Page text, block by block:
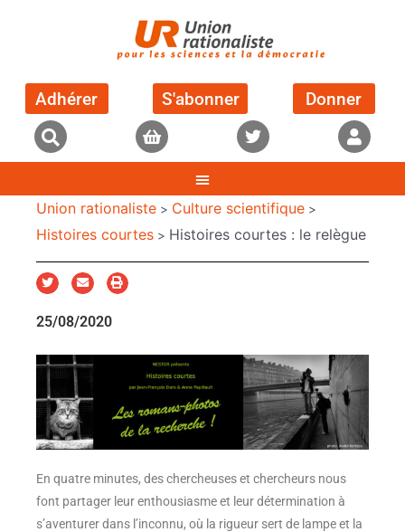
Adhérer S'abonner Donner
Union rationaliste > Culture scientifique >
Histoires courtes > Histoires courtes : le relègue
25/08/2020
En quatre minutes, des chercheuses et chercheurs nous
font partager leur enthousiasme et leur détermination à
s’aventurer dans l’inconnu, où la rigueur sert de lampe et la